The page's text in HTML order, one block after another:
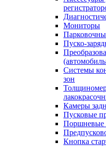
Мониторы
Пуско-
Системы
зон
Камеры
Пусковые
Поршневые
Кнопка